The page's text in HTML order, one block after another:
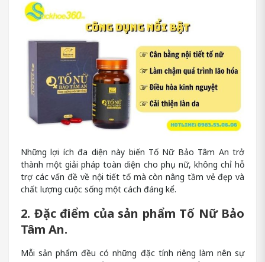
Những lợi ích đa diện này biến Tố Nữ Bảo Tâm An trở
thành một giải pháp toàn diện cho phụ nữ, không chỉ hỗ
trợ các vấn đề về nội tiết tố mà còn nâng tầm vẻ đẹp và
chất lượng cuộc sống một cách đáng kể.
2. Đặc điểm của sản phẩm Tố Nữ Bảo
Tâm An.
Mỗi sản phẩm đều có những đặc tính riêng làm nên sự